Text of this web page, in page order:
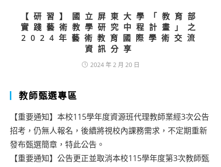
【研習】國立屏東大學「教育部
實踐藝術教學研究中程計畫」之
2024年藝術教育國際學術交流
資訊分享
2024 年 2 月 20 日
教師甄選專區
【重要通知】本校115學年度資源班代理教師業經3次公告
招考，仍無人報名，後續將視校內課務需求，不定期重新
發布甄選簡章，特此公告。
【重要通知】公告更正並取消本校115學年度第3次教師甄